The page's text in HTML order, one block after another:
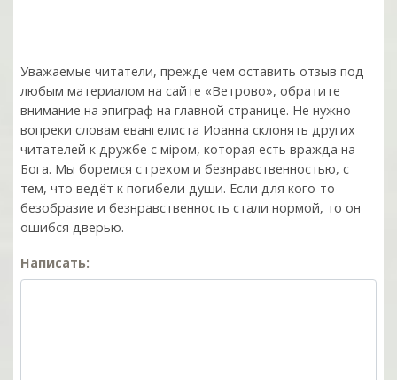
Уважаемые читатели, прежде чем оставить отзыв под
любым материалом на сайте «Ветрово», обратите
внимание на эпиграф на главной странице. Не нужно
вопреки словам евангелиста Иоанна склонять других
читателей к дружбе с мiром, которая есть вражда на
Бога. Мы боремся с грехом и без­нрав­ствен­ностью, с
тем, что ведёт к погибели души. Если для кого-то
безобразие и безнравственность стали нормой, то он
ошибся дверью.
Написать: